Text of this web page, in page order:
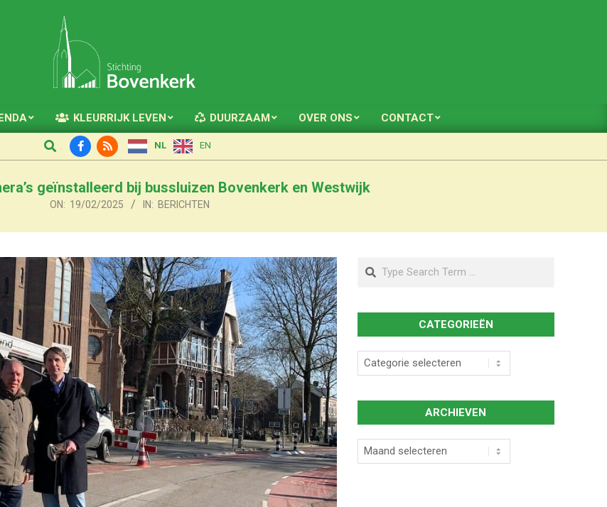
Primary
Navigation
Menu
KLEURRIJK LEVEN DUURZAAM OVER ONS CONTACT
Search NL EN
geïnstalleerd bij bussluizen Bovenkerk en Westwijk
ON: 19/02/2025 IN: BERICHTEN
Search
CATEGORIEËN
Categorieën
ARCHIEVEN
Archieven